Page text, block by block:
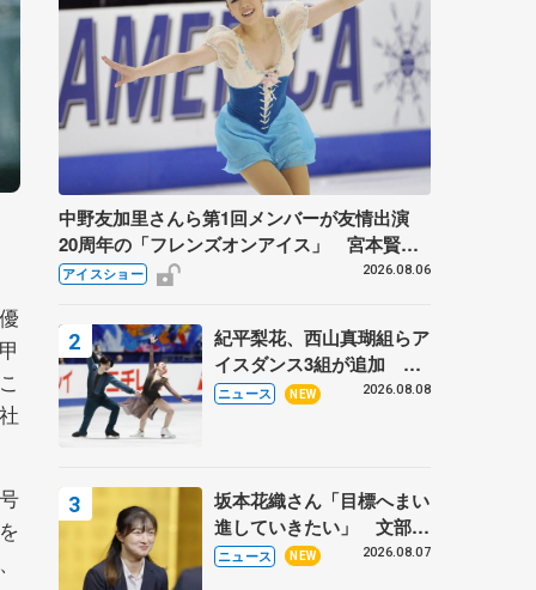
中野友加里さんら第1回メンバーが友情出演
20周年の「フレンズオンアイス」 宮本賢二
さん、有川梨絵さん、田村岳斗さんも
アイスショー 2026.08.06
紀平梨花、西山真瑚組らア
イスダンス3組が追加 い
くこう、かほゆうも、木下
ニュース NEW 2026.08.08
坂本花織さん「目標へまい
進していきたい」 文部科
学省スポーツ表彰式で代表
ニュース NEW 2026.08.07